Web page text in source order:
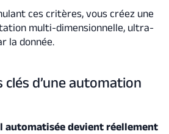
ces critères, vous créez une
multi-dimensionnelle, ultra-
la donnée.
clés d’une automation
automatisée devient réellement